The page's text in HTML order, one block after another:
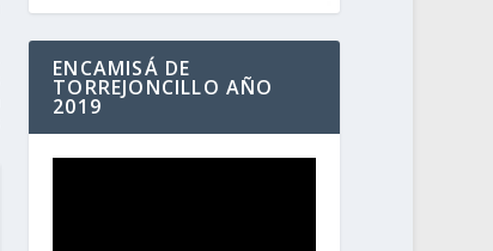
ENCAMISÁ DE
TORREJONCILLO AÑO
2019